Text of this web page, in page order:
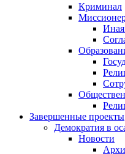
Криминал
Иная
Завершенные проекты
Демократия в
Новости